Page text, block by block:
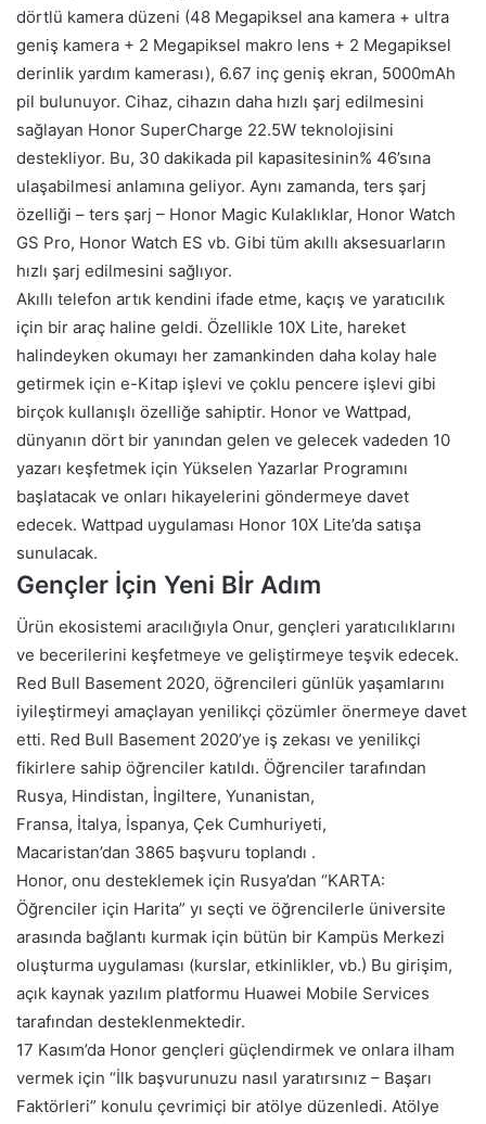
dörtlü kamera düzeni (48 Megapiksel ana kamera + ultra
geniş kamera + 2 Megapiksel makro lens + 2 Megapiksel
derinlik yardım kamerası), 6.67 inç geniş ekran, 5000mAh
pil bulunuyor. Cihaz, cihazın daha hızlı şarj edilmesini
sağlayan Honor SuperCharge 22.5W teknolojisini
destekliyor. Bu, 30 dakikada pil kapasitesinin% 46’sına
ulaşabilmesi anlamına geliyor. Aynı zamanda, ters şarj
özelliği – ters şarj – Honor Magic Kulaklıklar, Honor Watch
GS Pro, Honor Watch ES vb. Gibi tüm akıllı aksesuarların
hızlı şarj edilmesini sağlıyor.
Akıllı telefon artık kendini ifade etme, kaçış ve yaratıcılık
için bir araç haline geldi. Özellikle 10X Lite, hareket
halindeyken okumayı her zamankinden daha kolay hale
getirmek için e-Kitap işlevi ve çoklu pencere işlevi gibi
birçok kullanışlı özelliğe sahiptir. Honor ve Wattpad,
dünyanın dört bir yanından gelen ve gelecek vadeden 10
yazarı keşfetmek için Yükselen Yazarlar Programını
başlatacak ve onları hikayelerini göndermeye davet
edecek. Wattpad uygulaması Honor 10X Lite’da satışa
sunulacak.
Gençler İçin Yeni Bİr Adım
Ürün ekosistemi aracılığıyla Onur, gençleri yaratıcılıklarını
ve becerilerini keşfetmeye ve geliştirmeye teşvik edecek.
Red Bull Basement 2020, öğrencileri günlük yaşamlarını
iyileştirmeyi amaçlayan yenilikçi çözümler önermeye davet
etti. Red Bull Basement 2020’ye iş zekası ve yenilikçi
fikirlere sahip öğrenciler katıldı. Öğrenciler tarafından
Rusya, Hindistan, İngiltere, Yunanistan,
Fransa, İtalya, İspanya, Çek Cumhuriyeti,
Macaristan’dan 3865 başvuru toplandı .
Honor, onu desteklemek için Rusya’dan “KARTA:
Öğrenciler için Harita” yı seçti ve öğrencilerle üniversite
arasında bağlantı kurmak için bütün bir Kampüs Merkezi
oluşturma uygulaması (kurslar, etkinlikler, vb.) Bu girişim,
açık kaynak yazılım platformu Huawei Mobile Services
tarafından desteklenmektedir.
17 Kasım’da Honor gençleri güçlendirmek ve onlara ilham
vermek için “İlk başvurunuzu nasıl yaratırsınız – Başarı
Faktörleri” konulu çevrimiçi bir atölye düzenledi. Atölye